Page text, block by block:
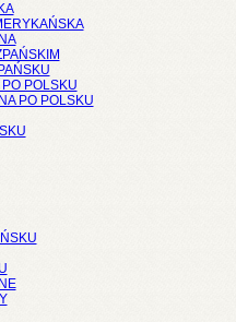
POLSKU
PO POLSKU